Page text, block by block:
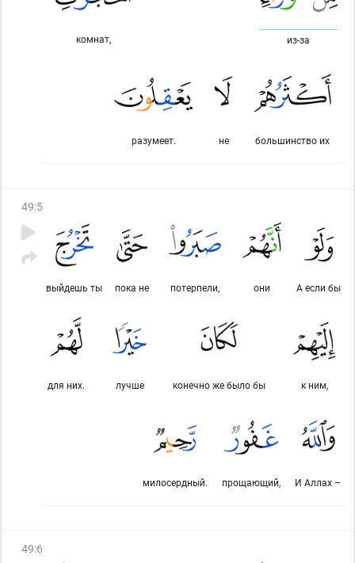
из-за
комнат,
большинство их
не
разумеет.
49:5
А если бы
они
потерпели,
пока не
выйдешь ты
к ним,
конечно же было бы
лучше
для них.
И Аллах –
прощающий,
милосердный.
49:6